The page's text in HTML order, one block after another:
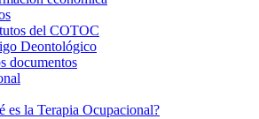
del COTOC
Deontológico
documentos
es la Terapia Ocupacional?